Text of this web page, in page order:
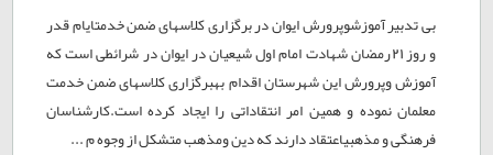
بی تدبیر آموزشوپرورش ایوان در برگزاری کلاسهای ضمن خدمتایام قدر
و روز 21رمضان شهادت امام اول شیعیان در ایوان در شرائطی است که
آموزش وپرورش این شهرستان اقدام بهبرگزاری کلاسهای ضمن خدمت
معلمان نموده و همین امر انتقاداتی را ایجاد کرده است.کارشناسان
فرهنگی و مذهبیاعتقاد دارند که دین ومذهب متشکل از وجوه م ...